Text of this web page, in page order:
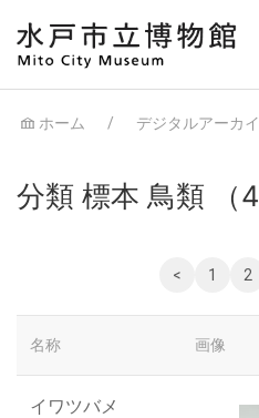
ホーム デジタルアーカ
分類 標本 鳥類
< 1 2
名称 画像
イワツバメ